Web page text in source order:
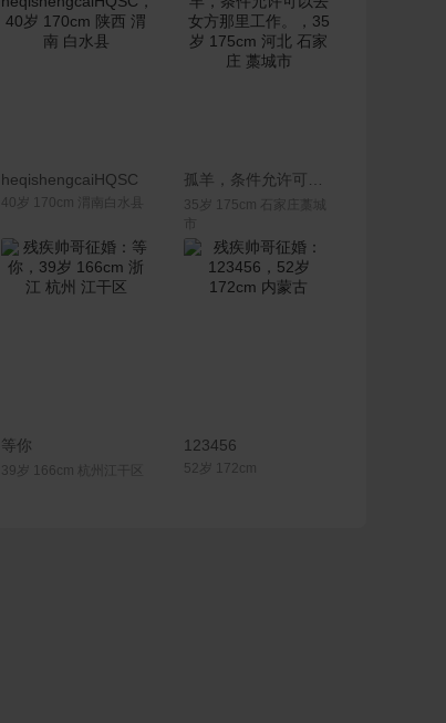
联系Ta
heqishengcaiHQSC
40岁 170cm 渭南白水县
联系Ta
35岁 175cm 石家庄藁城
等你
39岁 166cm 杭州江干区
联系Ta
123456
52岁 172cm